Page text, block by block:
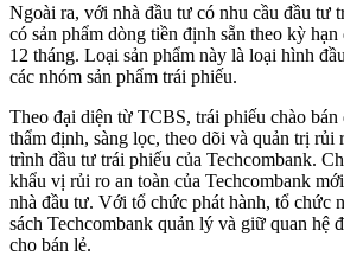
Ngoài ra, với nhà đầu tư có nhu cầu đầu tư
có sản phẩm dòng tiền định sẵn theo kỳ
12 tháng. Loại sản phẩm này là loại hình
các nhóm sản phẩm trái phiếu.
Theo đại diện từ TCBS, trái phiếu chào bán
thẩm định, sàng lọc, theo dõi và quản trị rủi
trình đầu tư trái phiếu của Techcombank.
khẩu vị rủi ro an toàn của Techcombank
nhà đầu tư. Với tổ chức phát hành, tổ chức
sách Techcombank quản lý và giữ quan hệ
cho bán lẻ.